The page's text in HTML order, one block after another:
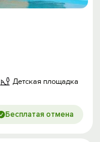
Детская площадка
Бесплатая отмена